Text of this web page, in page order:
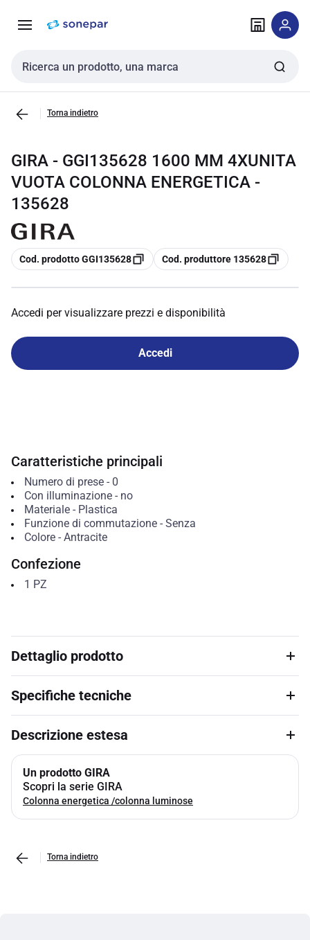
navigazione alla
Cerca input
Torna indietro
GIRA - GGI135628 1600 MM 4XUNITA
VUOTA COLONNA ENERGETICA -
135628
copia
Cod. prodotto GGI135628 copia
Cod. produttore 135628
Accedi per visualizzare prezzi e disponibilità
Accedi
Caratteristiche principali
Numero di prese- 0
Con illuminazione- no
Materiale- Plastica
Funzione di commutazione- Senza
Colore- Antracite
Confezione
1 PZ
Dettaglio prodotto
Specifiche tecniche
Descrizione estesa
Un prodotto GIRA
Scopri la serie GIRA
Colonna energetica /colonna luminose
Torna indietro